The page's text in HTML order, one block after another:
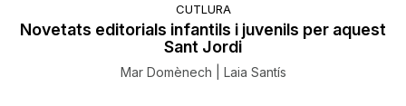
CUTLURA
Novetats editorials infantils i juvenils per aquest
Sant Jordi
Mar Domènech | Laia Santís